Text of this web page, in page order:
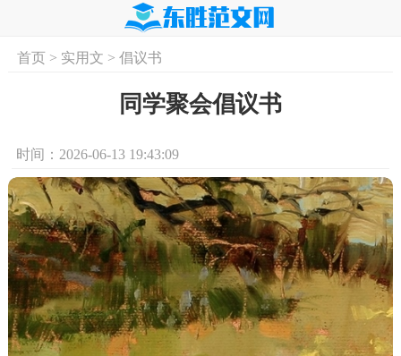
首页 实用文
首页> 实用文 > 倡议书
同学聚会倡议书
时间：2026-06-13 19:43:09